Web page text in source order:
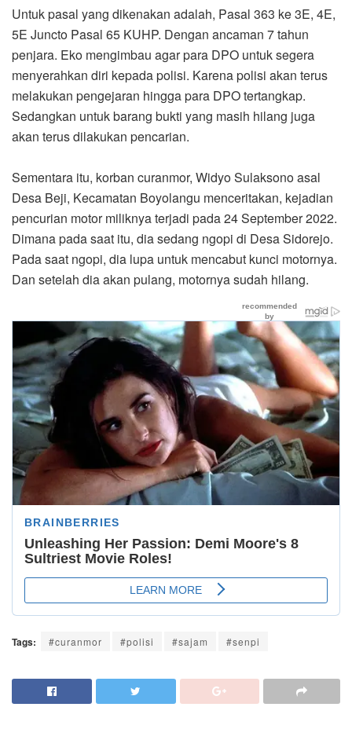
Untuk pasal yang dikenakan adalah, Pasal 363 ke 3E, 4E,
5E Juncto Pasal 65 KUHP. Dengan ancaman 7 tahun
penjara. Eko mengimbau agar para DPO untuk segera
menyerahkan diri kepada polisi. Karena polisi akan terus
melakukan pengejaran hingga para DPO tertangkap.
Sedangkan untuk barang bukti yang masih hilang juga
akan terus dilakukan pencarian.
Sementara itu, korban curanmor, Widyo Sulaksono asal
Desa Beji, Kecamatan Boyolangu menceritakan, kejadian
pencurian motor miliknya terjadi pada 24 September 2022.
Dimana pada saat itu, dia sedang ngopi di Desa Sidorejo.
Pada saat ngopi, dia lupa untuk mencabut kunci motornya.
Dan setelah dia akan pulang, motornya sudah hilang.
Tags: #curanmor #polisi #sajam #senpi